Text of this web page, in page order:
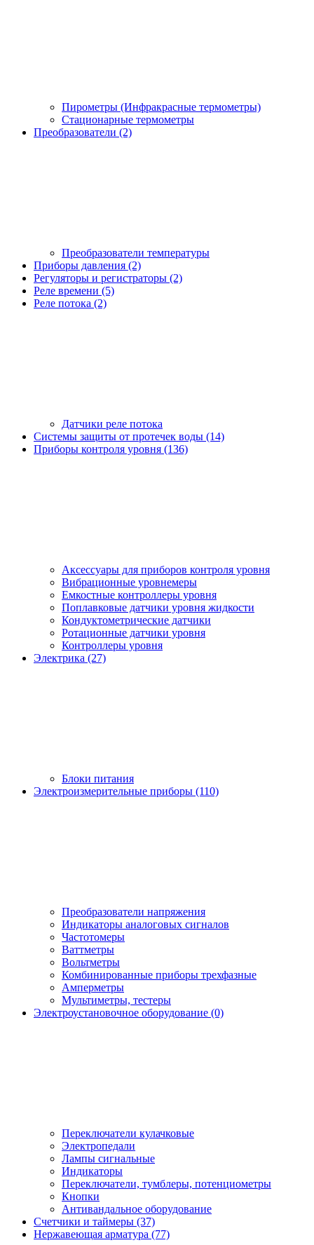
Пирометры (Инфракрасные термометры)
Стационарные термометры
Преобразователи (2)
Преобразователи температуры
Приборы давления (2)
Регуляторы и регистраторы (2)
Реле времени (5)
Реле потока (2)
Датчики реле потока
Системы защиты от протечек воды (14)
Приборы контроля уровня (136)
Аксессуары для приборов контроля уровня
Вибрационные уровнемеры
Емкостные контроллеры уровня
Поплавковые датчики уровня жидкости
Кондуктометрические датчики
Ротационные датчики уровня
Контроллеры уровня
Электрика (27)
Блоки питания
Электроизмерительные приборы (110)
Преобразователи напряжения
Индикаторы аналоговых сигналов
Частотомеры
Ваттметры
Вольтметры
Комбинированные приборы трехфазные
Амперметры
Мультиметры, тестеры
Электроустановочное оборудование (0)
Переключатели кулачковые
Электропедали
Лампы сигнальные
Индикаторы
Переключатели, тумблеры, потенциометры
Кнопки
Антивандальное оборудование
Счетчики и таймеры (37)
Нержавеющая арматура (77)